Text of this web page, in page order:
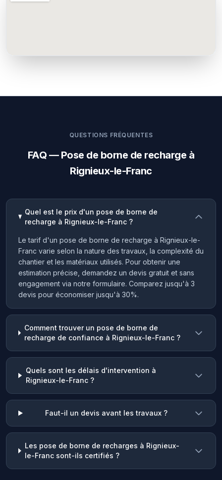
QUESTIONS FRÉQUENTES
FAQ — Pose de borne de recharge à
Rignieux-le-Franc
Quel est le prix d'un pose de borne de
recharge à Rignieux-le-Franc ?
Le tarif d'un pose de borne de recharge à Rignieux-le-
Franc varie selon la nature des travaux, la complexité du
chantier et les matériaux utilisés. Pour obtenir une
estimation précise, demandez un devis gratuit et sans
engagement via notre formulaire. Comparez jusqu'à 3
devis pour économiser jusqu'à 30%.
Comment trouver un pose de borne de
recharge de confiance à Rignieux-le-Franc ?
Quels sont les délais d'intervention à
Rignieux-le-Franc ?
Faut-il un devis avant les travaux ?
Les pose de borne de recharges à Rignieux-
le-Franc sont-ils certifiés ?